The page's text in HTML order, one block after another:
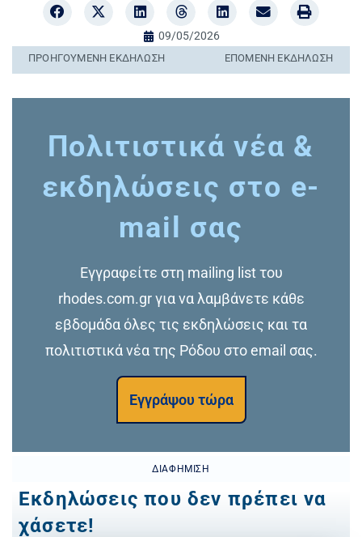
09/05/2026
ΠΡΟΗΓΟΎΜΕΝΗ ΕΚΔΉΛΩΣΗ ΕΠΌΜΕΝΗ ΕΚΔΉΛΩΣΗ
Πολιτιστικά νέα &
εκδηλώσεις στο e-
mail σας
Εγγραφείτε στη mailing list του
rhodes.com.gr για να λαμβάνετε κάθε
εβδομάδα όλες τις εκδηλώσεις και τα
πολιτιστικά νέα της Ρόδου στο email σας.
Εγγράψου τώρα
ΔΙΑΦΉΜΙΣΗ
Εκδηλώσεις που δεν πρέπει να
χάσετε!